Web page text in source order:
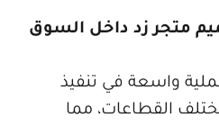
داخل السوق
في تنفيذ
مما